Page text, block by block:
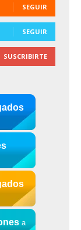
SEGUIR
SEGUIR
SUSCRIBIRTE
a